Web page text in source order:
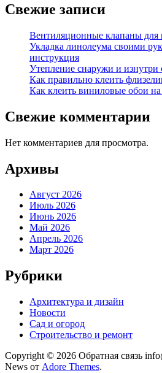
Свежие записи
Вентиляционные клапаны для
Укладка линолеума своими
инструкция
Утепление снаружи и
Как правильно клеить
Как клеить виниловые обои
Свежие комментарии
Нет комментариев для просмотра.
Архивы
Август 2026
Июль 2026
Июнь 2026
Май 2026
Апрель 2026
Март 2026
Рубрики
Архитектура и дизайн
Новости
Сад и огород
Строительство и ремонт
Copyright © 2026 Обратная связь
News от Adore Themes.